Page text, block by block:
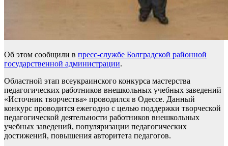
Об этом сообщили в пресс-службе Болградской районной
государственной администрации.
Областной этап всеукраинского конкурса мастерства
педагогических работников внешкольных учебных заведений
«Источник творчества» проводился в Одессе. Данный
конкурс проводится ежегодно с целью поддержки творческой
педагогической деятельности работников внешкольных
учебных заведений, популяризации педагогических
достижений, повышения авторитета педагогов.